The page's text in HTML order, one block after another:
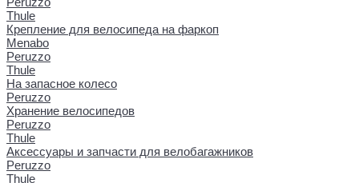
Thule
Крепление для велосипеда на фаркоп
Menabo
Peruzzo
Thule
На запасное колесо
Peruzzo
Хранение велосипедов
Peruzzo
Thule
Аксессуары и запчасти для велобагажников
Peruzzo
Thule